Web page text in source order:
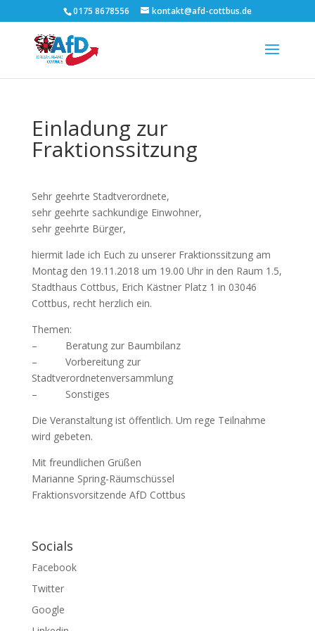
0175 8678556 kontakt@afd-cottbus.de
Einladung zur
Fraktionssitzung
Sehr geehrte Stadtverordnete,
sehr geehrte sachkundige Einwohner,
sehr geehrte Bürger,
hiermit lade ich Euch zu unserer Fraktionssitzung am
Montag den 19.11.2018 um 19.00 Uhr in den Raum 1.5,
Stadthaus Cottbus, Erich Kästner Platz 1 in 03046
Cottbus, recht herzlich ein.
Themen:
– Beratung zur Baumbilanz
– Vorbereitung zur
Stadtverordnetenversammlung
– Sonstiges
Die Veranstaltung ist öffentlich. Um rege Teilnahme
wird gebeten.
Mit freundlichen Grüßen
Marianne Spring-Räumschüssel
Fraktionsvorsitzende AfD Cottbus
Socials
Facebook
Twitter
Google